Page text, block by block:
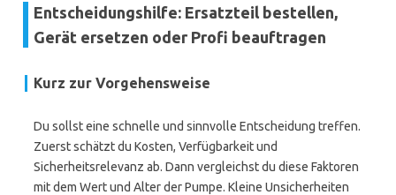
Entscheidungshilfe: Ersatzteil bestellen,
Gerät ersetzen oder Profi beauftragen
Kurz zur Vorgehensweise
Du sollst eine schnelle und sinnvolle Entscheidung treffen.
Zuerst schätzt du Kosten, Verfügbarkeit und
Sicherheitsrelevanz ab. Dann vergleichst du diese Faktoren
mit dem Wert und Alter der Pumpe. Kleine Unsicherheiten